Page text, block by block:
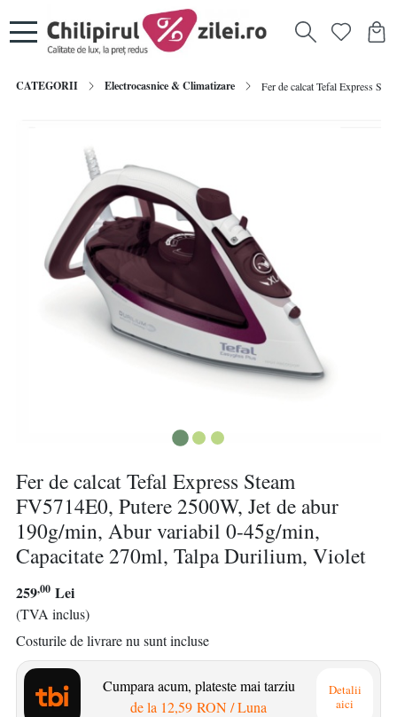
CATEGORII Electrocasnice & Climatizare Fer de calcat Tefal Express
Fer de calcat Tefal Express Steam
FV5714E0, Putere 2500W, Jet de abur
190g/min, Abur variabil 0-45g/min,
Capacitate 270ml, Talpa Durilium, Violet
259,00 Lei
(TVA inclus)
Costurile de livrare nu sunt incluse
Cumpara acum, plateste mai tarziu
de la 12,59 RON/ Luna
Detalii
aici